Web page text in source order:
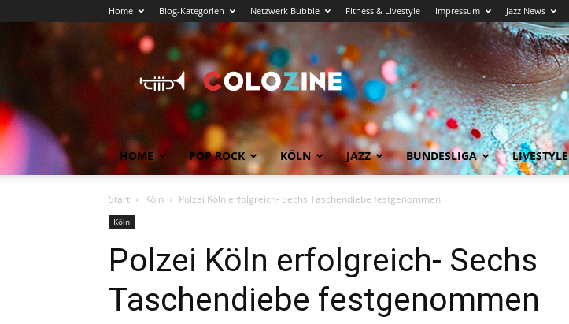
Home Blog-Kategorien Netzwerk Bubble Fitness & Livestyle Impressum Jazz News
Köln
News
COLOZINE
Magazin
HOME POP ROCK KÖLN JAZZ BUNDESLIGA LIVESTYLE
Start Köln Polzei Köln erfolgreich- Sechs Taschendiebe festgenommen
Köln
Polzei Köln erfolgreich- Sechs
Taschendiebe festgenommen